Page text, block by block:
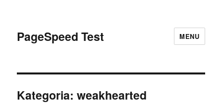
PageSpeed Test MENU
Kategoria: weakhearted